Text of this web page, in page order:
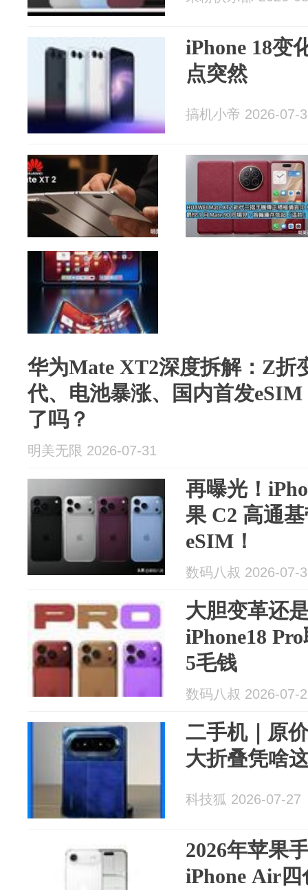
iPhone 18变
点突然
搞机小帝 2026-07-
华为Mate XT2深度拆解：Z折
代、电池暴涨、国内首发
了吗？
明美无限 2026-07-31
再曝光！
果 C2 高通
eSIM！
数码八叔 2026-07-
大胆变革还
iPhone18
5毛钱
数码八叔 2026-07-
二手机｜原
大折叠凭啥
科技狐 2026-07-27
2026年苹果
iPhone Air